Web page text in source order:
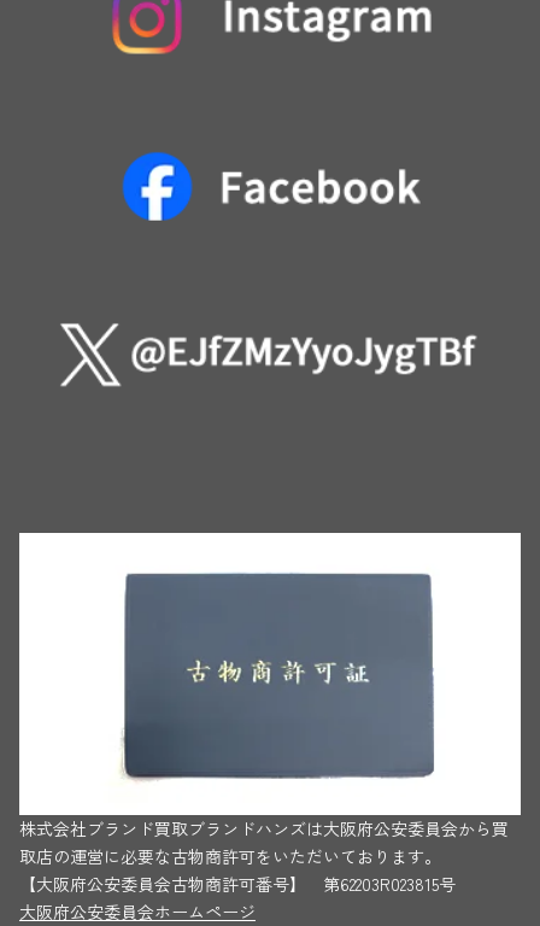
株式会社ブランド買取ブランドハンズは大阪府公安委員会から買
取店の運営に必要な古物商許可をいただいております。
【大阪府公安委員会古物商許可番号】 第62203R023815号
大阪府公安委員会ホームページ